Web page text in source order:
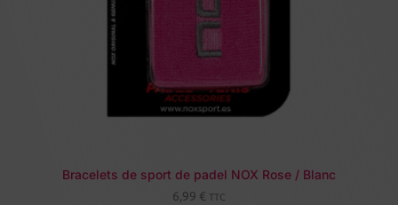
Bracelets de sport de padel NOX Rose / Blanc
6,99 € TTC